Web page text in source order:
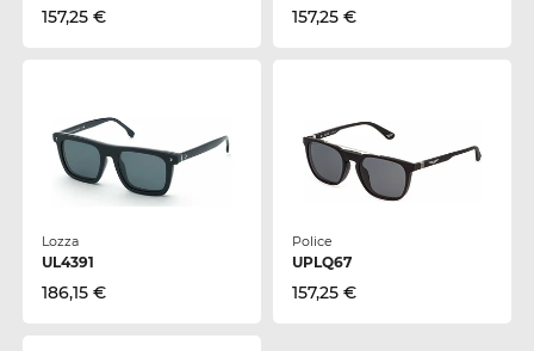
157,25 € 157,25 €
Lozza
UL4391
186,15 €
Police
UPLQ67
157,25 €